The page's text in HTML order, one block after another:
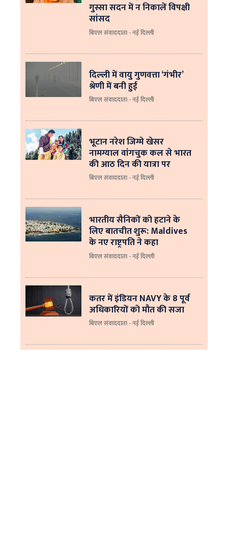
गुस्सा सदन में न निकालें विपक्षी
सांसद
बिएल संवाददाता - नई दिल्ली
दिल्ली में वायु गुणवत्ता ‘गंभीर’
श्रेणी में बनी हुई
बिएल संवाददाता - नई दिल्ली
भूटान नरेश जिग्मे खेसर
नामग्याल वांगचुक कल से भारत
की आठ दिन की यात्रा पर
बिएल संवाददाता - नई दिल्ली
भारतीय सैनिकों को हटाने के
लिए बातचीत शुरू: Maldives
के नए राष्ट्रपति ने कहा
बिएल संवाददाता - नई दिल्‍ली
कतर में इंडियन NAVY के 8 पूर्व
अधिकारियों को मौत की सजा
बिएल संवाददाता - नई दिल्ली